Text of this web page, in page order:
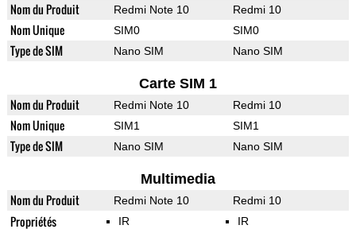
Nom du Produit Redmi Note 10 Redmi 10
Nom Unique SIM0 SIM0
Type de SIM Nano SIM Nano SIM
Carte SIM 1
Nom du Produit Redmi Note 10 Redmi 10
Nom Unique SIM1 SIM1
Type de SIM Nano SIM Nano SIM
Multimedia
Nom du Produit Redmi Note 10 Redmi 10
Propriétés
IR IR